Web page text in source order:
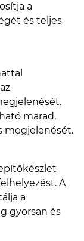
a
és teljes
marad,
megjelenését.
A
a
gyorsan és